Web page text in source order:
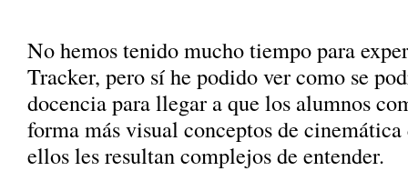
No hemos tenido mucho tiempo para
Tracker, pero sí he podido ver como se
docencia para llegar a que los alumnos
forma más visual conceptos de cinemática
ellos les resultan complejos de entender.